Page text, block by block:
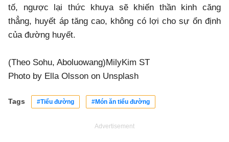
tố, ngược lại thức khuya sẽ khiến thần kinh căng
thẳng, huyết áp tăng cao, không có lợi cho sự ổn định
của đường huyết.
(Theo Sohu, Aboluowang)MilyKim ST
Photo by Ella Olsson on Unsplash
Tags #Tiểu đường #Món ăn tiểu đường
Advertisement